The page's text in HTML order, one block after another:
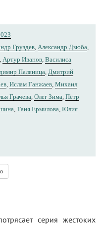
Груздев, Александр Дзюба,
, Артур Иванов, Василиса
Паляница, Дмитрий
, Ислам Ганжаев, Михаил
Грачева, Олег Зима, Пётр
, Таня Ермилова, Юлия
серия жестоких